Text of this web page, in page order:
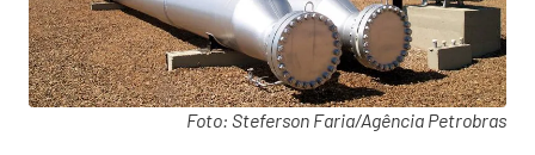
Foto: Steferson Faria/Agência Petrobras